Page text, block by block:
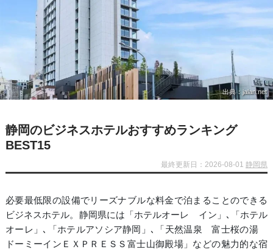
出典：jalan.net
静岡のビジネスホテルおすすめランキング
BEST15
最終更新日：2026-08-01 静岡県
必要最低限の設備でリーズナブルな料金で泊まることのできる
ビジネスホテル。静岡県には「ホテルオーレ イン」､「ホテル
オーレ」､「ホテルアソシア静岡」､「天然温泉 富士桜の湯
ドーミーインＥＸＰＲＥＳＳ富士山御殿場」などの魅力的な宿